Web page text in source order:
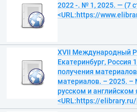
2022 -. № 1, 2025. — (7
<URL:https://
XVII Международный
Екатеринбург,
получения
материалов. – 2025. –
русском и
<URL:https://